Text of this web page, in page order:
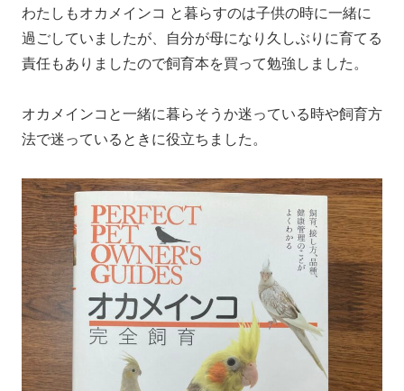
わたしもオカメインコ と暮らすのは子供の時に一緒に
過ごしていましたが、自分が母になり久しぶりに育てる
責任もありましたので飼育本を買って勉強しました。
オカメインコと一緒に暮らそうか迷っている時や飼育方
法で迷っているときに役立ちました。